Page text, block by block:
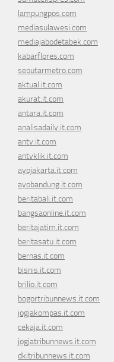
lampungpos.com
mediasulawesi.com
mediajabodetabek.com
kabarflores.com
seputarmetro.com
aktual.it.com
akurat.it.com
antara.it.com
analisadaily.it.com
antv.it.com
antvklik.it.com
ayojakarta.it.com
ayobandung.it.com
beritabali.it.com
bangsaonline.it.com
beritajatim.it.com
beritasatu.it.com
bernas.it.com
bisnis.it.com
brilio.it.com
bogortribunnews.it.com
jogjakompas.it.com
cekaja.it.com
jogjatribunnews.it.com
dkitribunnews.it.com